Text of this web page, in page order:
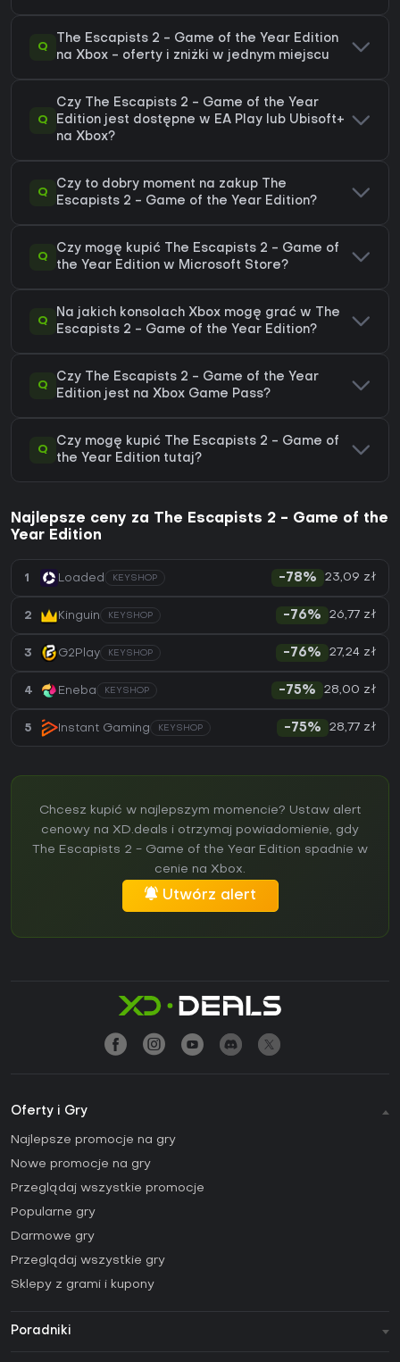
Q
The Escapists 2 - Game of the Year Edition
na Xbox - oferty i zniżki w jednym miejscu
Q
Czy The Escapists 2 - Game of the Year
Edition jest dostępne w EA Play lub Ubisoft+
na Xbox?
Q
Czy to dobry moment na zakup The
Escapists 2 - Game of the Year Edition?
Q
Czy mogę kupić The Escapists 2 - Game of
the Year Edition w Microsoft Store?
Q
Na jakich konsolach Xbox mogę grać w The
Escapists 2 - Game of the Year Edition?
Q
Czy The Escapists 2 - Game of the Year
Edition jest na Xbox Game Pass?
Q
Czy mogę kupić The Escapists 2 - Game of
the Year Edition tutaj?
Najlepsze ceny za The Escapists 2 - Game of the
Year Edition
1 Loaded KEYSHOP -78% 23,09 zł
2 Kinguin KEYSHOP -76% 26,77 zł
3 G2Play KEYSHOP -76% 27,24 zł
4 Eneba KEYSHOP -75% 28,00 zł
5 Instant Gaming KEYSHOP -75% 28,77 zł
Chcesz kupić w najlepszym momencie? Ustaw alert
cenowy na XD.deals i otrzymaj powiadomienie, gdy
The Escapists 2 - Game of the Year Edition spadnie w
cenie na Xbox.
Utwórz alert
Oferty i Gry
Najlepsze promocje na gry
Nowe promocje na gry
Przeglądaj wszystkie promocje
Popularne gry
Darmowe gry
Przeglądaj wszystkie gry
Sklepy z grami i kupony
Poradniki